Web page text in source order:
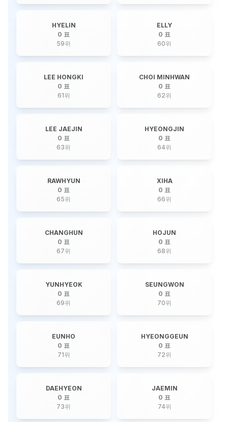
HYELIN
0 표
59위
ELLY
0 표
60위
LEE HONGKI
0 표
61위
CHOI MINHWAN
0 표
62위
LEE JAEJIN
0 표
63위
HYEONGJIN
0 표
64위
RAWHYUN
0 표
65위
XIHA
0 표
66위
CHANGHUN
0 표
67위
HOJUN
0 표
68위
YUNHYEOK
0 표
69위
SEUNGWON
0 표
70위
EUNHO
0 표
71위
HYEONGGEUN
0 표
72위
DAEHYEON
0 표
73위
JAEMIN
0 표
74위